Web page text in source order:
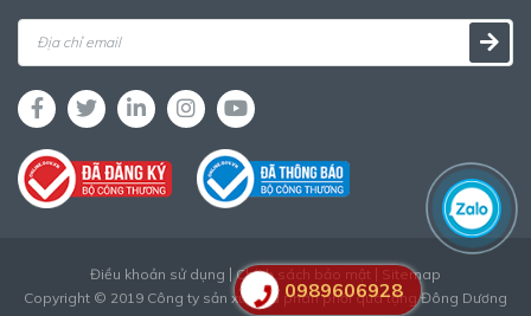
Điều khoản sử dụng Chính sách bảo mật
Sitemap
Copyright © 2019 Công ty sản xuất và phân phối quà tặng Đông Dương
0989606928